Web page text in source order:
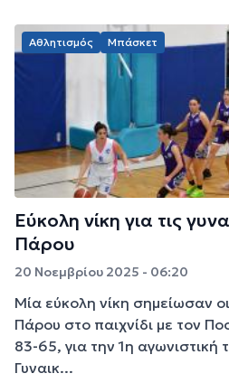
Αθλητισμός Μπάσκετ
Εύκολη νίκη για τις
Πάρου
20 Νοεμβρίου 2025 - 06:20
Μία εύκολη νίκη σημείωσαν
Πάρου στο παιχνίδι με τον
83-65, για την 1η
Γυναικ...